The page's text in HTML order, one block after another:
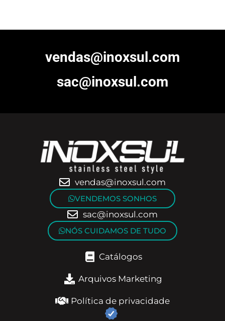
vendas@inoxsul.com
sac@inoxsul.com
vendas@inoxsul.com
VENDEMOS SONHOS
sac@inoxsul.com
NÓS CUIDAMOS DE TUDO
Catálogos
Arquivos Marketing
Política de privacidade